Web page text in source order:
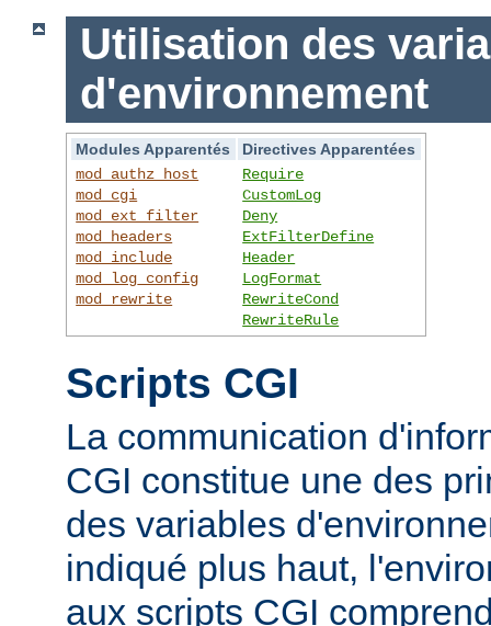
Utilisation des
d'environnement
Modules Apparentés
Directives Apparentées
mod_authz_host
mod_cgi
mod_ext_filter
mod_headers
mod_include
mod_log_config
mod_rewrite
Require
CustomLog
Deny
ExtFilterDefine
Header
LogFormat
RewriteCond
RewriteRule
Scripts CGI
La communication
CGI constitue une des
des variables
indiqué plus haut,
aux scripts CGI